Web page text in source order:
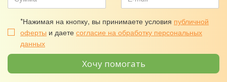
*Нажимая на кнопку, вы принимаете условия публичной
оферты и даете согласие на обработку персональных
данных
Хочу помогать